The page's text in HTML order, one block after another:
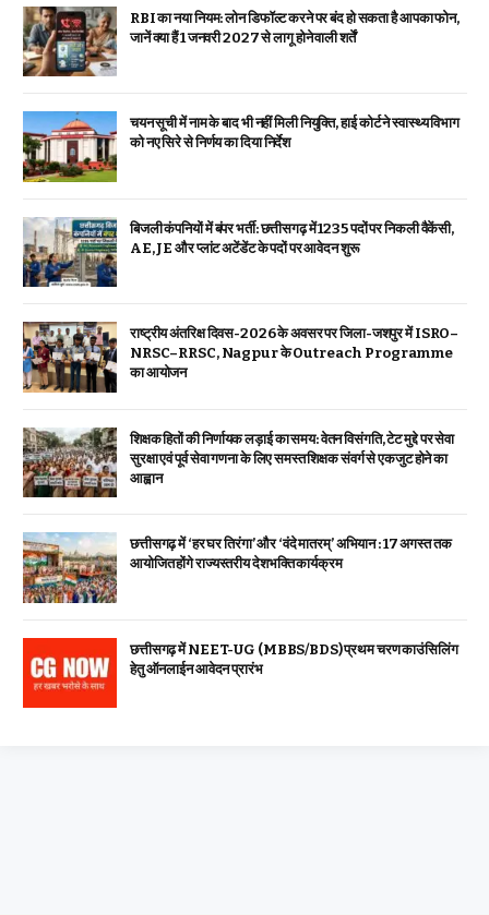
RBI का नया नियम: लोन डिफॉल्ट करने पर बंद हो सकता है आपका फोन,
जानें क्या हैं 1 जनवरी 2027 से लागू होने वाली शर्तें
चयन सूची में नाम के बाद भी नहीं मिली नियुक्ति, हाई कोर्ट ने स्वास्थ्य विभाग
को नए सिरे से निर्णय का दिया निर्देश
बिजली कंपनियों में बंपर भर्ती: छत्तीसगढ़ में 1235 पदों पर निकली वैकेंसी,
AE, JE और प्लांट अटेंडेंट के पदों पर आवेदन शुरू
राष्ट्रीय अंतरिक्ष दिवस-2026 के अवसर पर जिला-जशपुर में ISRO–
NRSC–RRSC, Nagpur के Outreach Programme
का आयोजन
शिक्षक हितों की निर्णायक लड़ाई का समय: वेतन विसंगति, टेट मुद्दे पर सेवा
सुरक्षा एवं पूर्व सेवा गणना के लिए समस्त शिक्षक संवर्ग से एकजुट होने का
आह्वान
छत्तीसगढ़ में ‘हर घर तिरंगा’ और ‘वंदे मातरम्’ अभियान : 17 अगस्त तक
आयोजित होंगे राज्यस्तरीय देशभक्ति कार्यक्रम
छत्तीसगढ़ में NEET-UG (MBBS/BDS) प्रथम चरण काउंसिलिंग
हेतु ऑनलाईन आवेदन प्रारंभ